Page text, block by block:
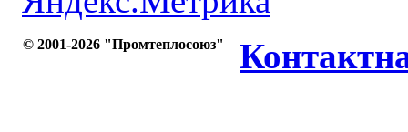
© 2001-2026 "Промтеплосоюз"